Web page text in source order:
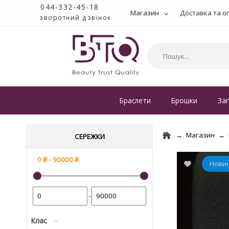
044-332-45-18
зворотний дзвінок Магазин Доставка та
Браслети Брошки
СЕРЕЖКИ
-
Клас
Магазин